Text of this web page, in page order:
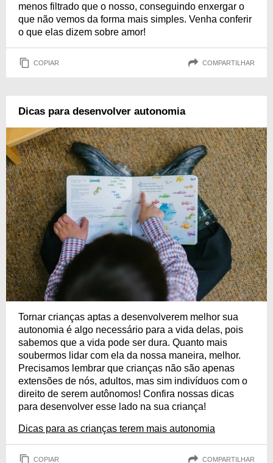
menos filtrado que o nosso, conseguindo enxergar o
que não vemos da forma mais simples. Venha conferir
o que elas dizem sobre amor!
COPIAR COMPARTILHAR
Dicas para desenvolver autonomia
Tornar crianças aptas a desenvolverem melhor sua
autonomia é algo necessário para a vida delas, pois
sabemos que a vida pode ser dura. Quanto mais
soubermos lidar com ela da nossa maneira, melhor.
Precisamos lembrar que crianças não são apenas
extensões de nós, adultos, mas sim indivíduos com o
direito de serem autônomos! Confira nossas dicas
para desenvolver esse lado na sua criança!
Dicas para as crianças terem mais autonomia
COPIAR COMPARTILHAR